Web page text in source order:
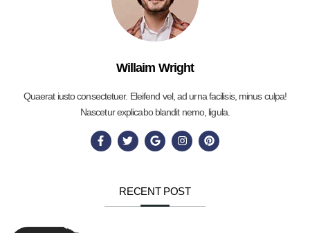
Willaim Wright
Quaerat iusto consectetuer. Eleifend vel, ad urna facilisis, minus culpa!
Nascetur explicabo blandit nemo, ligula.
RECENT POST